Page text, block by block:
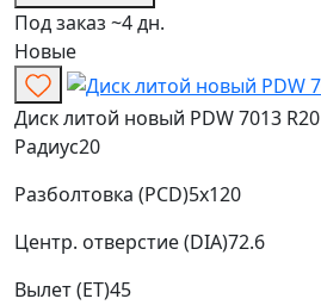
Под заказ ~4 дн.
Новые
Диск литой новый PDW 7013 R20
Радиус20
Разболтовка (PCD)5x120
Центр. отверстие (DIA)72.6
Вылет (ET)45